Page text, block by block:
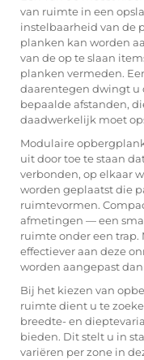
van ruimte in een
instelbaarheid van de
planken kan worden
van de op te slaan
planken vermeden.
daarentegen dwingt u
bepaalde afstanden,
daadwerkelijk moet
Modulaire
uit door toe te staan
verbonden, op elkaar
worden geplaatst die
ruimtevormen.
afmetingen — een
ruimte onder een
effectiever aan deze
worden aangepast
Bij het kiezen van
ruimte dient u te
breedte- en
bieden. Dit stelt u in
variëren per zone in